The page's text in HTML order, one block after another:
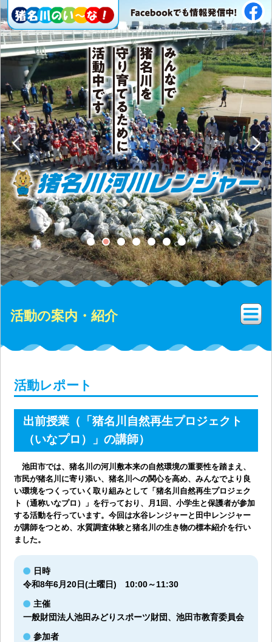
活動の案内・紹介
活動レポート
出前授業（「猪名川自然再生プロジェクト
（いなプロ）」の講師）
池田市では、猪名川の河川敷本来の自然環境の重要性を踏まえ、
市民が猪名川に寄り添い、猪名川への関心を高め、みんなでより良
い環境をつくっていく取り組みとして「猪名川自然再生プロジェク
ト（通称いなプロ）」を行っており、月1回、小学生と保護者が参加
する活動を行っています。今回は水谷レンジャーと田中レンジャー
が講師をつとめ、水質調査体験と猪名川の生き物の標本紹介を行い
ました。
日時
令和8年6月20日(土曜日) 10:00～11:30
主催
一般財団法人池田みどりスポーツ財団、池田市教育委員会
参加者